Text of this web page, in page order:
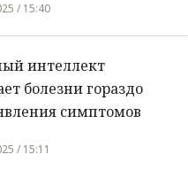
/ 15:40
интеллект
болезни гораздо
симптомов
/ 15:11